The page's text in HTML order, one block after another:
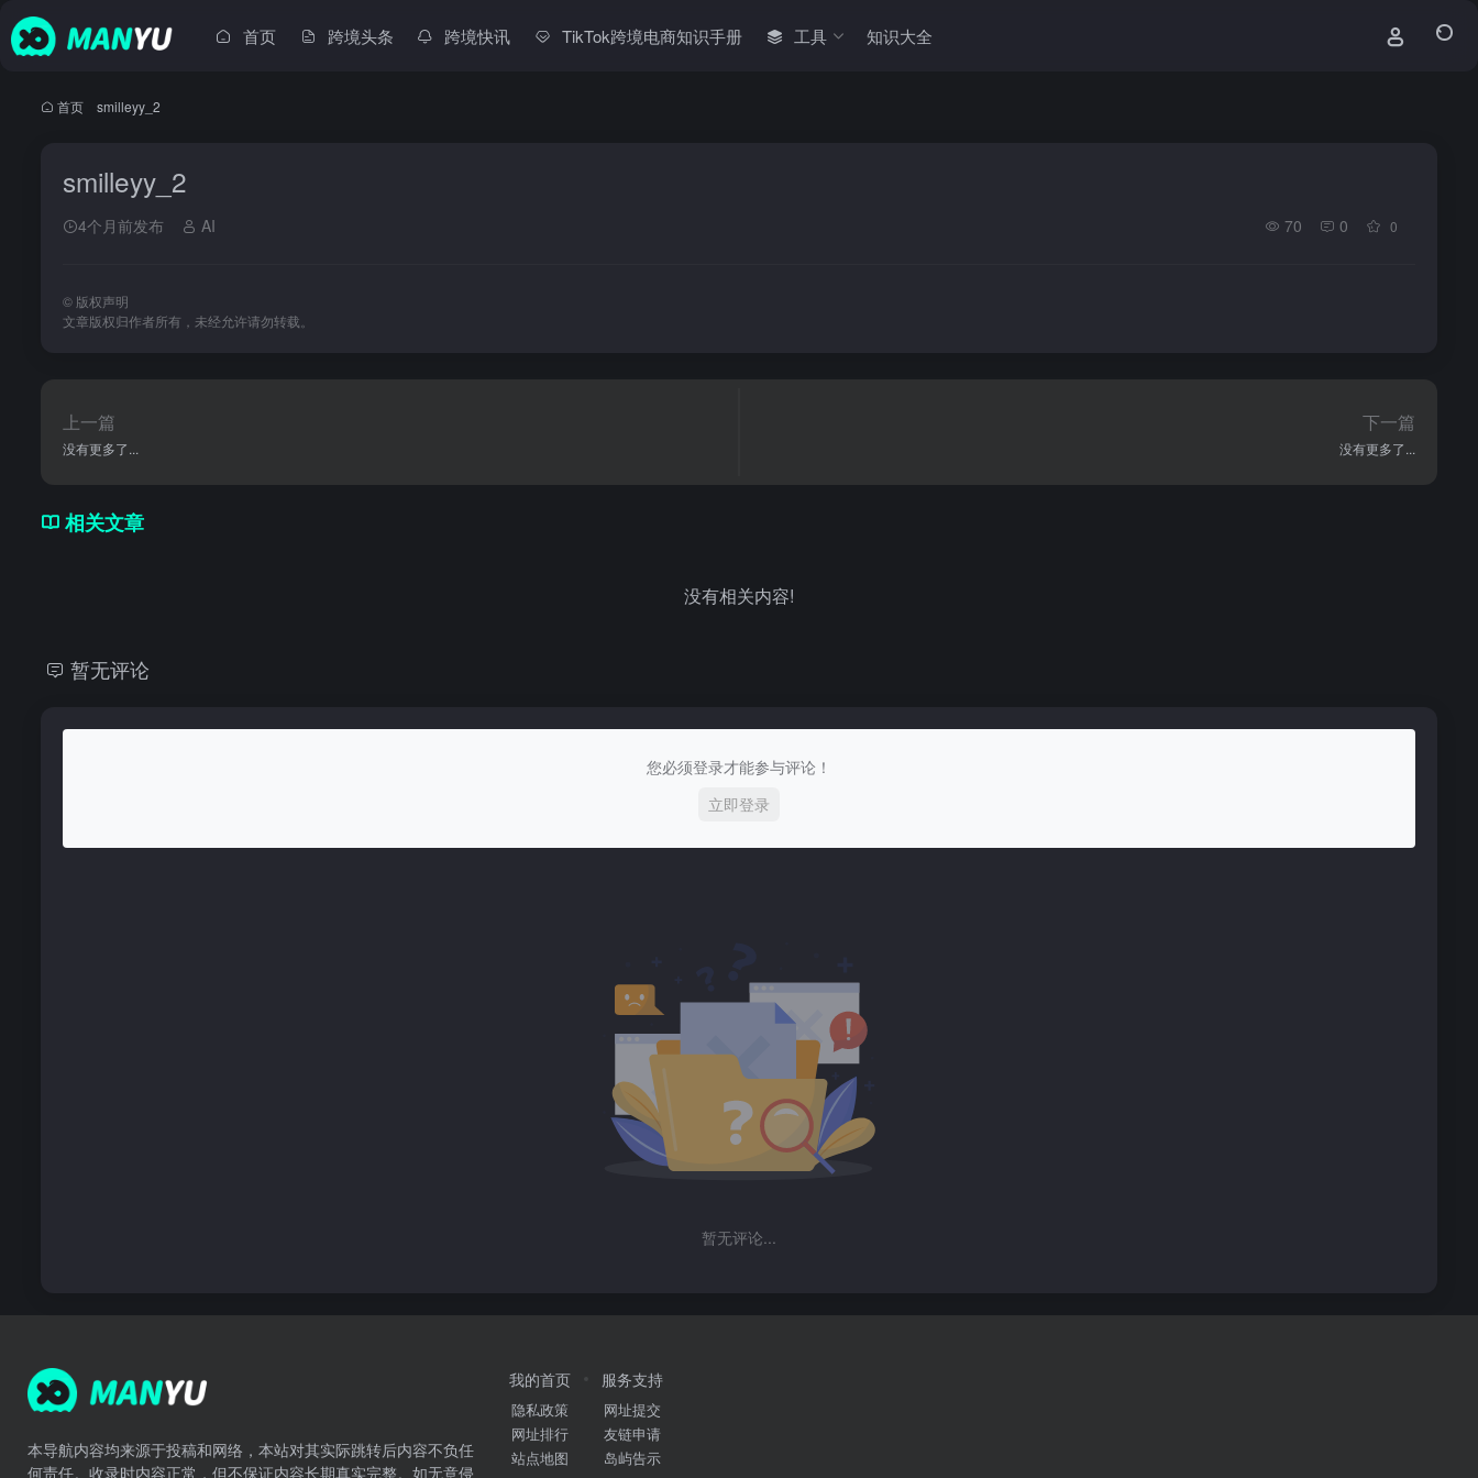
首页 跨境头条 跨境快讯 TikTok跨境电商知识手册 工具 知识大全
首页 smilleyy_2
smilleyy_2
4个月前发布 AI 70 0 0
© 版权声明
文章版权归作者所有，未经允许请勿转载。
上一篇
没有更多了...
下一篇
没有更多了...
相关文章
没有相关内容!
暂无评论
您必须登录才能参与评论！
立即登录
暂无评论...
本导航内容均来源于投稿和网络，本站对其实际跳转后内容不负任
何责任。收录时内容正常，但不保证内容长期真实完整。如无意侵
我的首页
隐私政策
网址排行
站点地图
服务支持
网址提交
友链申请
岛屿告示